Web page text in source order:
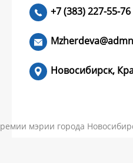
ЧИТАТЬ >
+7 (383) 227-55-76
Новосибирск,
мэрии города